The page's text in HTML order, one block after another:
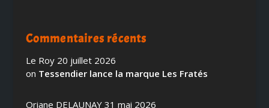
Commentaires récents
Le Roy 20 juillet 2026
on Tessendier lance la marque Les Fratés
Oriane DELAUNAY 31 mai 2026